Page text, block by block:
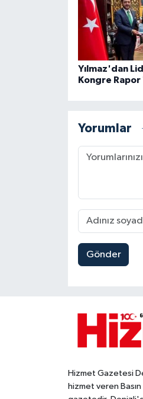
Yılmaz'dan
Kongre Rapor
Yorumlar
Gönder
Hizmet Gazetesi
hizmet veren